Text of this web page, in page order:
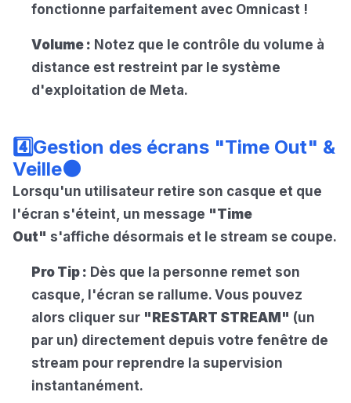
fonctionne parfaitement avec Omnicast !
Volume : Notez que le contrôle du volume à
distance est restreint par le système
d'exploitation de Meta.
4️⃣Gestion des écrans "Time Out" &
Veille🌑
Lorsqu'un utilisateur retire son casque et que
l'écran s'éteint, un message "Time
Out" s'affiche désormais et le stream se coupe.
Pro Tip : Dès que la personne remet son
casque, l'écran se rallume. Vous pouvez
alors cliquer sur "RESTART STREAM" (un
par un) directement depuis votre fenêtre de
stream pour reprendre la supervision
instantanément.